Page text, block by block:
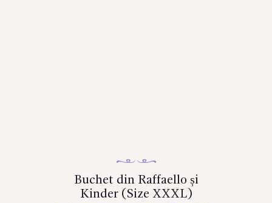
Buchet din Raffaello și
Kinder (Size XXXL)